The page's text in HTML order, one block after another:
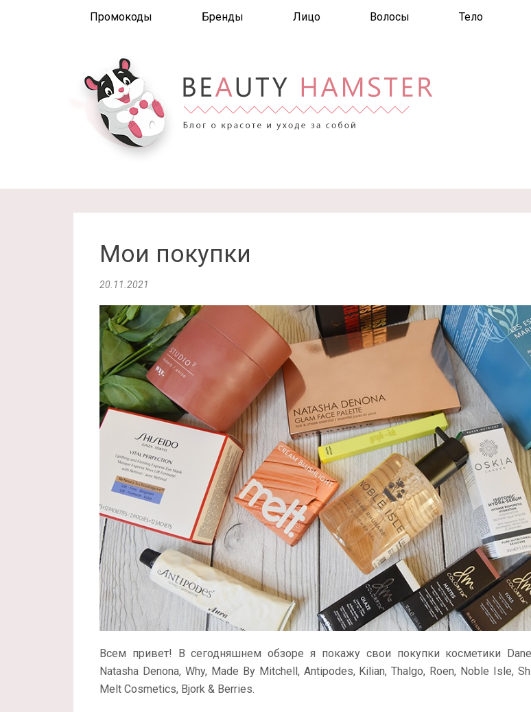
Промокоды Бренды Лицо Волосы Тело
Мои покупки
20.11.2021
Всем привет! В сегодняшнем обзоре я покажу свои покупки косметики
Natasha Denona, Why, Made By Mitchell, Antipodes, Kilian, Thalgo, Roen, Noble Isle,
Melt Cosmetics, Bjork & Berries.